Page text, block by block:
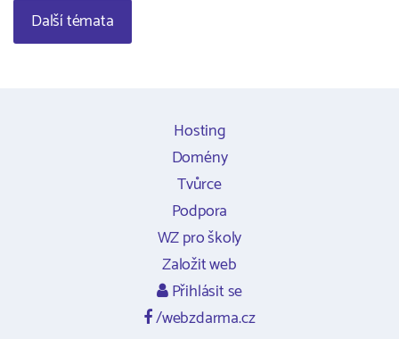
Další témata
Hosting
Domény
Tvůrce
Podpora
WZ pro školy
Založit web
Přihlásit se
/webzdarma.cz